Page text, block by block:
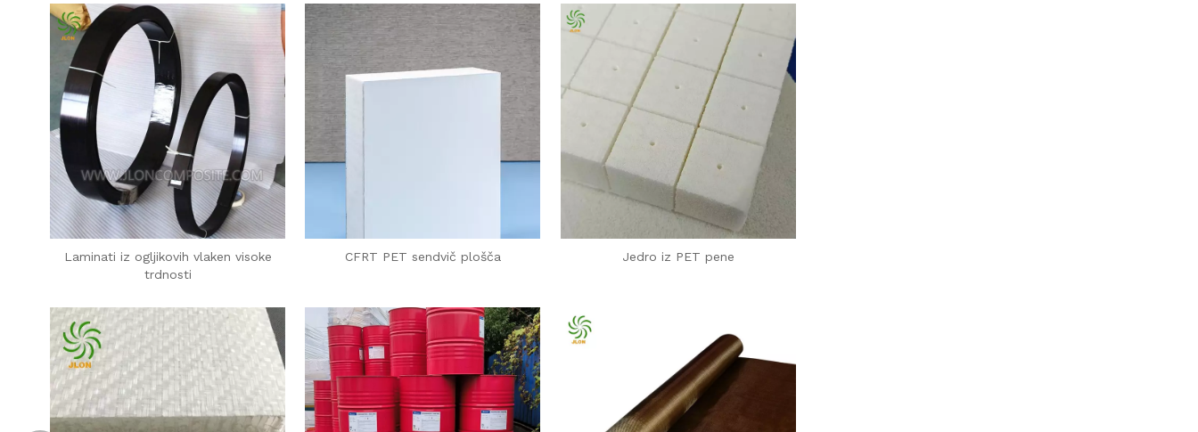
Laminati iz ogljikovih vlaken visoke
trdnosti
CFRT PET sendvič plošča Jedro iz PET pene